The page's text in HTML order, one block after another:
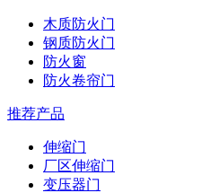
木质防火门
钢质防火门
防火窗
防火卷帘门
推荐产品
伸缩门
厂区伸缩门
变压器门